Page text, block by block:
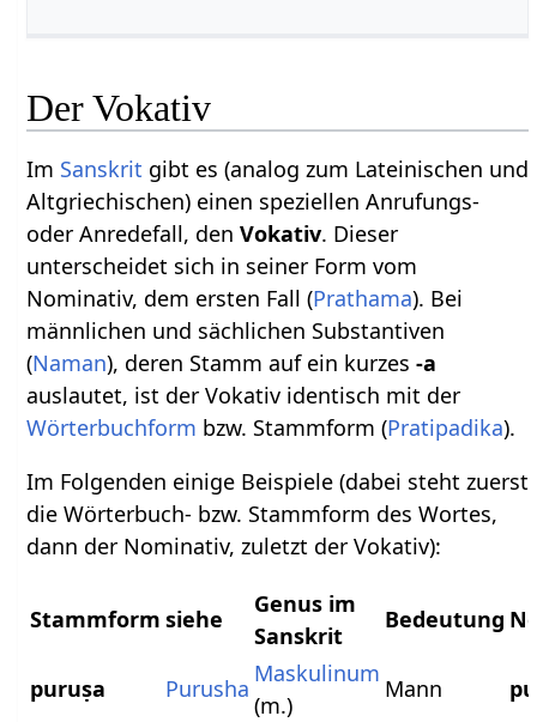
Der Vokativ
Im Sanskrit gibt es (analog zum Lateinischen und
Altgriechischen) einen speziellen Anrufungs-
oder Anredefall, denVokativ. Dieser
unterscheidet sich in seiner Form vom
Nominativ, dem ersten Fall (Prathama). Bei
männlichen und sächlichen Substantiven
(Naman), deren Stamm auf ein kurzes-a
auslautet, ist der Vokativ identisch mit der
Wörterbuchform bzw. Stammform (Pratipadika).
Im Folgenden einige Beispiele (dabei steht zuerst
die Wörterbuch- bzw. Stammform des Wortes,
dann der Nominativ, zuletzt der Vokativ):
Stammform siehe
Genus im
Sanskrit
Bedeutung
puruṣa Purusha
Maskulinum
(m.)
Mann